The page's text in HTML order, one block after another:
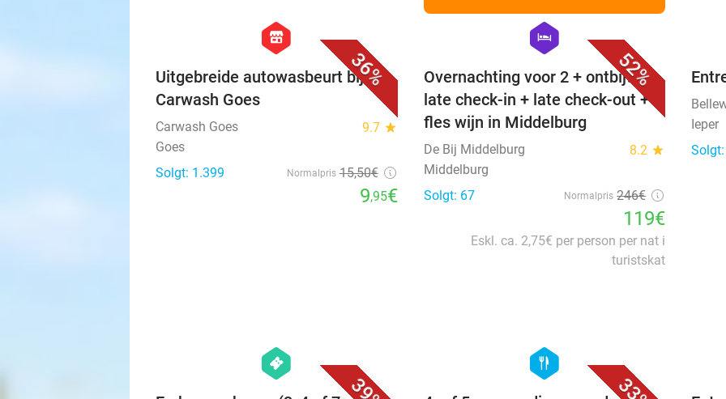
36%
hexagon
Uitgebreide autowasbeurt bij
Carwash Goes
Carwash Goes 9.7star
Goes
Solgt: 1.399
9,95€
52%
hexagon
hotel
Overnachting voor 2 + ontbijt +
late check-in + late check-out +
fles wijn in Middelburg
De Bij Middelburg
Middelburg
Solgt: 67
119€
Eskl. ca. 2,75€ per person per nat i
turistskat
Ieper
Solgt:
39%
hexagon
E-chopper huren (3, 4 of 7 uur) +
33%
hexagon
4- of 5-gangendiner van de chef